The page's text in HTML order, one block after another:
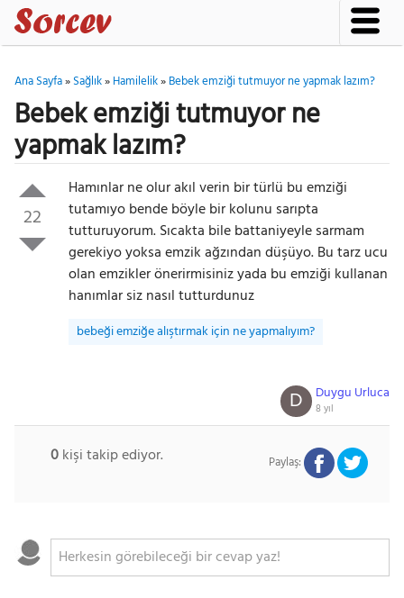
Ana Sayfa»Sağlık»Hamilelik»Bebek emziği tutmuyor ne yapmak lazım?
Bebek emziği tutmuyor ne
yapmak lazım?
22
Hamınlar ne olur akıl verin bir türlü bu emziği
tutamıyo bende böyle bir kolunu sarıpta
tutturuyorum. Sıcakta bile battaniyeyle sarmam
gerekiyo yoksa emzik ağzından düşüyo. Bu tarz ucu
olan emzikler önerirmisiniz yada bu emziği kullanan
hanımlar siz nasıl tutturdunuz
bebeği emziğe alıştırmak için ne yapmalıyım?
Duygu Urluca
8 yıl
D
0kişi takip ediyor. Paylaş: